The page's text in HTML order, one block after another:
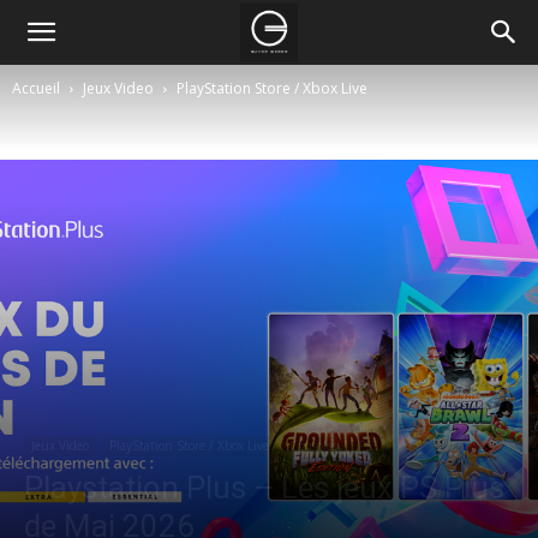
Accueil Jeux Video PlayStation Store / Xbox Live
Consoles PS5
Playstation Plus – Les jeux PS Plus
de Mai 2026